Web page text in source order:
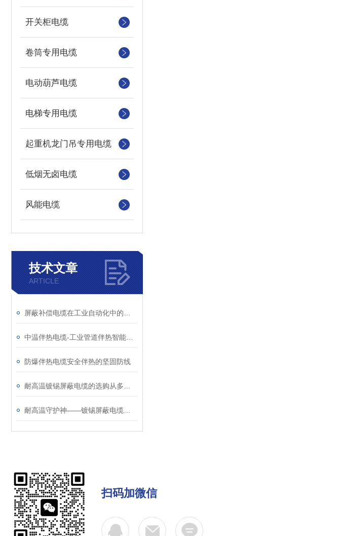
开关柜电缆
卷筒专用电缆
电动葫芦电缆
电梯专用电缆
起重机龙门吊专用电缆
低烟无卤电缆
风能电缆
技术文章
ARTICLE
防爆伴热电缆安全伴热的坚固防线
扫码加微信